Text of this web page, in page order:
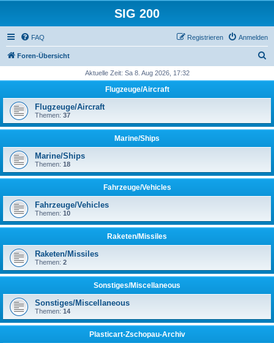
SIG 200
FAQ Anmelden
Registrieren
Foren-Übersicht
h
Aktuelle Zeit: Sa 8. Aug 2026, 17:32
Flugzeuge/Aircraft
Flugzeuge/Aircraft
Themen: 37
Marine/Ships
Marine/Ships
Themen: 18
Fahrzeuge/Vehicles
Fahrzeuge/Vehicles
Themen: 10
Raketen/Missiles
Raketen/Missiles
Themen: 2
Sonstiges/Miscellaneous
Sonstiges/Miscellaneous
Themen: 14
Plasticart-Zschopau-Archiv